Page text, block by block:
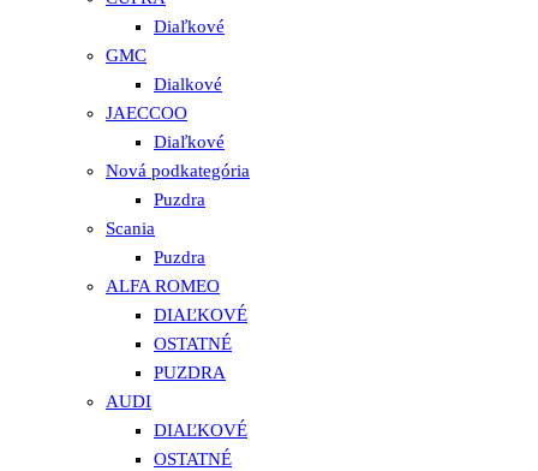
Diaľkové
GMC
Dialkové
JAECCOO
Diaľkové
Nová podkategória
Puzdra
Scania
Puzdra
ALFA ROMEO
DIAĽKOVÉ
OSTATNÉ
PUZDRA
AUDI
DIAĽKOVÉ
OSTATNÉ